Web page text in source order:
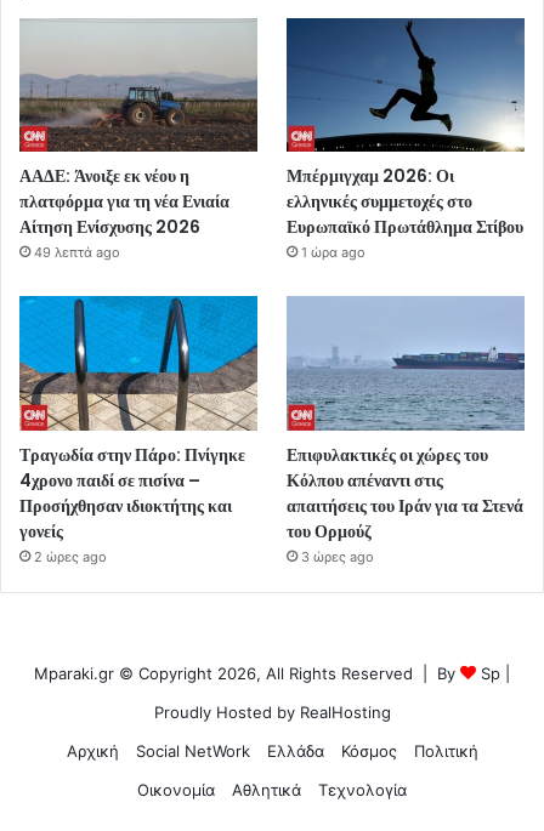
ΑΑΔΕ: Άνοιξε εκ νέου η
πλατφόρμα για τη νέα Ενιαία
Αίτηση Ενίσχυσης 2026
49 λεπτά ago
Μπέρμιγχαμ 2026: Οι
ελληνικές συμμετοχές στο
Ευρωπαϊκό Πρωτάθλημα Στίβου
1 ώρα ago
Τραγωδία στην Πάρο: Πνίγηκε
4χρονο παιδί σε πισίνα –
Προσήχθησαν ιδιοκτήτης και
γονείς
2 ώρες ago
Επιφυλακτικές οι χώρες του
Κόλπου απέναντι στις
απαιτήσεις του Ιράν για τα Στενά
του Ορμούζ
3 ώρες ago
Mparaki.gr © Copyright 2026, All Rights Reserved | By Sp
Proudly Hosted by RealHosting
Αρχική
Social NetWork Ελλάδα Κόσμος
Πολιτική
Οικονομία
Αθλητικά Τεχνολογία